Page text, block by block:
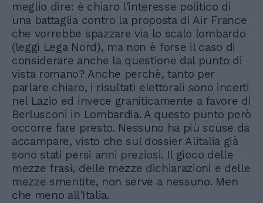
meglio dire: è chiaro l'interesse politico di
una battaglia contro la proposta di Air France
che vorrebbe spazzare via lo scalo lombardo
(leggi Lega Nord), ma non è forse il caso di
considerare anche la questione dal punto di
vista romano? Anche perchè, tanto per
parlare chiaro, i risultati elettorali sono incerti
nel Lazio ed invece graniticamente a favore di
Berlusconi in Lombardia. A questo punto però
occorre fare presto. Nessuno ha più scuse da
accampare, visto che sul dossier Alitalia già
sono stati persi anni preziosi. Il gioco delle
mezze frasi, delle mezze dichiarazioni e delle
mezze smentite, non serve a nessuno. Men
che meno all'Italia.